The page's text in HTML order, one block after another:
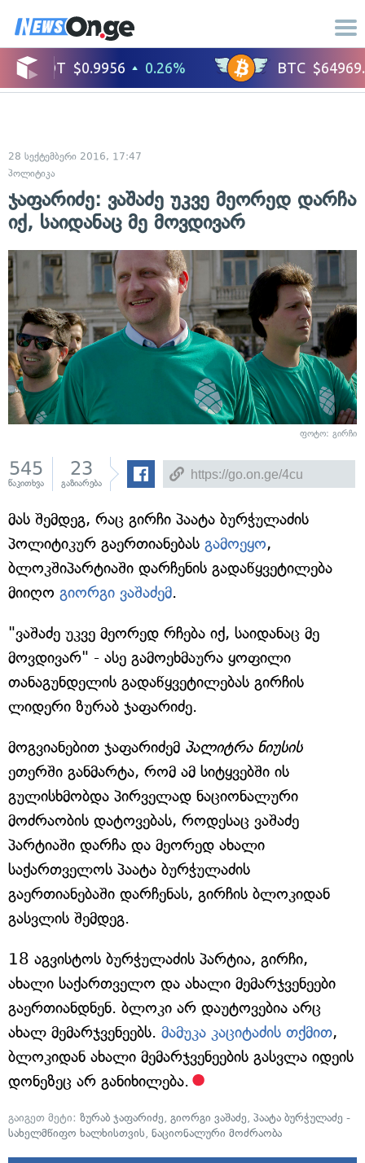
28 სექტემბერი 2016, 17:47
პოლიტიკა
ჯაფარიძე: ვაშაძე უკვე მეორედ დარჩა
იქ, საიდანაც მე მოვდივარ
ფოტო: გირჩი
545
წაკითხვა
23
გაზიარება
მას შემდეგ, რაც გირჩი პაატა ბურჭულაძის
პოლიტიკურ გაერთიანებას გამოეყო,
ბლოკშიპარტიაში დარჩენის გადაწყვეტილება
მიიღო გიორგი ვაშაძემ.
"ვაშაძე უკვე მეორედ რჩება იქ, საიდანაც მე
მოვდივარ" - ასე გამოეხმაურა ყოფილი
თანაგუნდელის გადაწყვეტილებას გირჩის
ლიდერი ზურაბ ჯაფარიძე.
მოგვიანებით ჯაფარიძემ პალიტრა ნიუსის
ეთერში განმარტა, რომ ამ სიტყვებში ის
გულისხმობდა პირველად ნაციონალური
მოძრაობის დატოვებას, როდესაც ვაშაძე
პარტიაში დარჩა და მეორედ ახალი
საქართველოს პაატა ბურჭულაძის
გაერთიანებაში დარჩენას, გირჩის ბლოკიდან
გასვლის შემდეგ.
18 აგვისტოს ბურჭულაძის პარტია, გირჩი,
ახალი საქართველო და ახალი მემარჯვენეები
გაერთიანდნენ. ბლოკი არ დაუტოვებია არც
ახალ მემარჯვენეებს. მამუკა კაციტაძის თქმით,
ბლოკიდან ახალი მემარჯვენეების გასვლა იდეის
დონეზეც არ განიხილება.
გაიგეთ მეტი: ზურაბ ჯაფარიძე, გიორგი ვაშაძე, პაატა ბურჭულაძე -
სახელმწიფო ხალხისთვის, ნაციონალური მოძრაობა